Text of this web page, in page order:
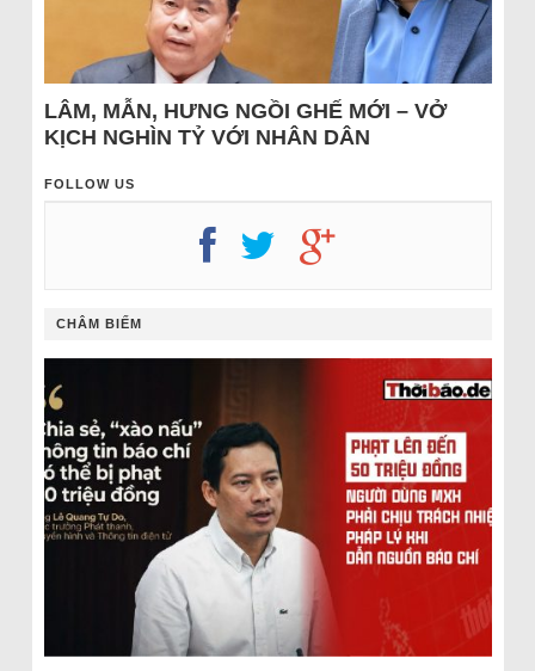
LÂM, MẪN, HƯNG NGỒI GHẾ MỚI – VỞ
KỊCH NGHÌN TỶ VỚI NHÂN DÂN
FOLLOW US
CHÂM BIẾM